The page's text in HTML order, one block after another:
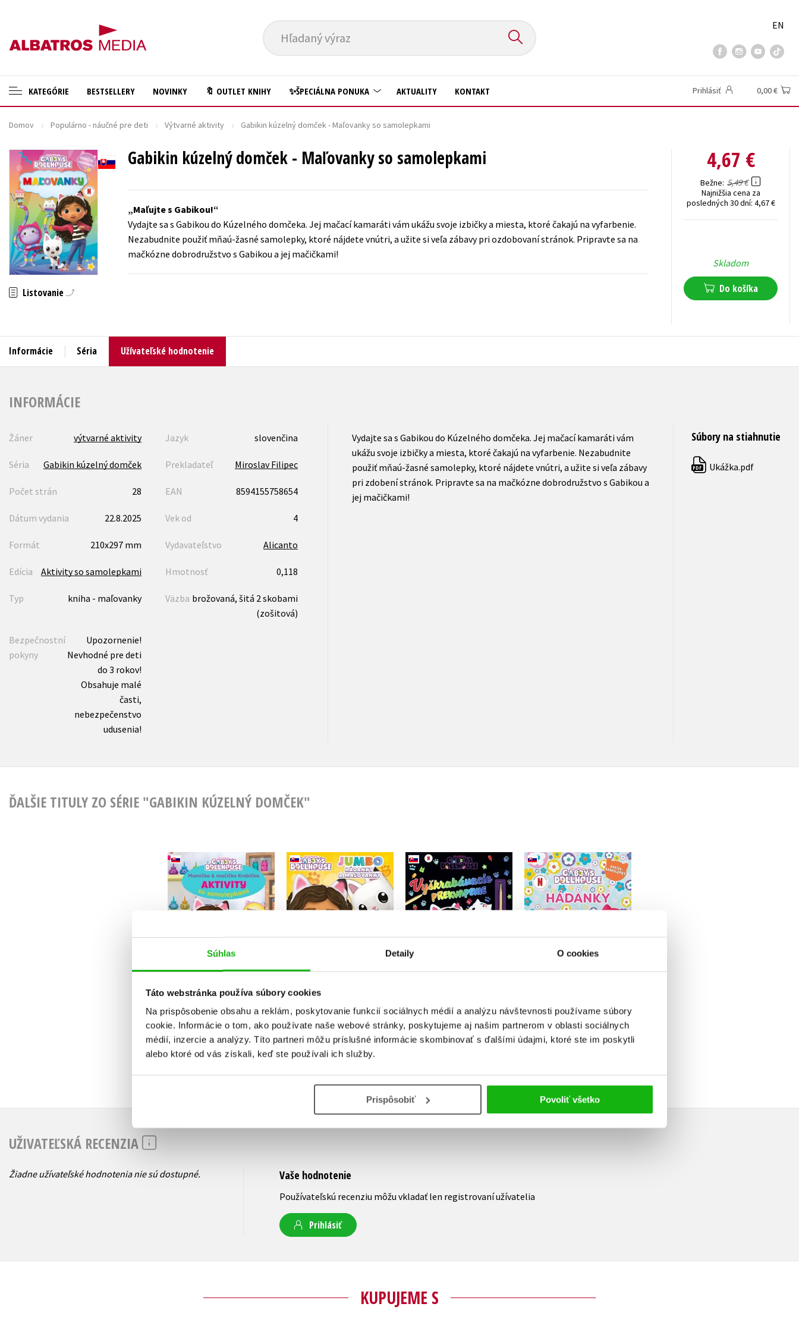
Súhlas Detaily O cookies
Táto webstránka používa súbory cookies
Na prispôsobenie obsahu a reklám, poskytovanie funkcií sociálnych médií a analýzu návštevnosti používame súbory
cookie. Informácie o tom, ako používate naše webové stránky, poskytujeme aj našim partnerom v oblasti sociálnych
médií, inzercie a analýzy. Títo partneri môžu príslušné informácie skombinovať s ďalšími údajmi, ktoré ste im poskytli
alebo ktoré od vás získali, keď ste používali ich služby.
Prispôsobiť Povoliť všetko
Hľadaný výraz
EN
KATEGÓRIE
🛍️ Darčekové poukazy
✍️Knihy s podpisom
🎁 Limitované balíčky
🔥 Výhodné predpredaje
🏷️ Zlacnené knihy
⚔️ Zaklínač na CD
🔖Outlet knihy
Auto - moto
Beletria pre dospelých
Cestovanie
Darčekové publikácie
Ezoterika a duchovný svet
História a military
Kariéra a osobný rozvoj
Krížovky
Obchod a ekonómia
Ostatné
Populárno - náučné pre deti
Príroda a záhrada
Učebnice
Umenie a kultúra
BESTSELLERY NOVINKY 🔖 OUTLET KNIHY ✨ŠPECIÁLNA PONUKA AKTUALITY KONTAKT Prihlásiť 0,00 €
Domov Populárno - náučné pre deti Výtvarné aktivity Gabikin kúzelný domček - Maľovanky so samolepkami
Gabikin kúzelný domček - Maľovanky so samolepkami
Listovanie
Maľujte s Gabikou!
Vydajte sa s Gabikou do Kúzelného domčeka. Jej mačací kamaráti vám ukážu svoje izbičky a miesta, ktoré čakajú na vyfarbenie.
Nezabudnite použiť mňaú-žasné samolepky, ktoré nájdete vnútri, a užite si veľa zábavy pri ozdobovaní stránok. Pripravte sa na
mačkózne dobrodružstvo s Gabikou a jej mačičkami!
4,67 €
Bežne 5,49 €
Najnižšia cena za
posledných 30 dní: 4,67 €
Skladom
Do košíka
Informácie Séria Užívateľské hodnotenie
INFORMÁCIE
Žáner výtvarné aktivity Jazyk slovenčina
Séria Gabikin kúzelný domček Prekladateľ Miroslav Filipec
Počet strán 28 EAN 8594155758654
Dátum vydania 22.8.2025 Vek od 4
Formát 210x297 mm Vydavateľstvo Alicanto
Edícia Aktivity so samolepkami Hmotnosť 0,118
Typ kniha - maľovanky Väzba brožovaná, šitá 2 skobami
(zošitová)
Bezpečnostní
pokyny
Upozornenie!
Nevhodné pre deti
do 3 rokov!
Obsahuje malé
časti,
nebezpečenstvo
udusenia!
Vydajte sa s Gabikou do Kúzelného domčeka. Jej mačací kamaráti vám
ukážu svoje izbičky a miesta, ktoré čakajú na vyfarbenie. Nezabudnite
použiť mňaú-žasné samolepky, ktoré nájdete vnútri, a užite si veľa zábavy
pri zdobení stránok. Pripravte sa na mačkózne dobrodružstvo s Gabikou a
jej mačičkami!
Súbory na stiahnutie
PDF Ukážka.pdf
ĎALŠIE TITULY ZO SÉRIE "GABIKIN KÚZELNÝ DOMČEK"
Gabikin kúzelný
domček - Aktivity so
samolepkami
Kolektiv
4,67 €
Gabikin kúzelný
domček - JUMBO
hádanky a maľovanky
Gabikin kúzelný
domček -
Vyškrabávacie
prekvapenie
Kolektiv
8,49 €
Gabikin kúzelný
domček - Hádanky so
samolepkami
UŽIVATEĽSKÁ RECENZIA
Žiadne užívateľské hodnotenia nie sú dostupné. Vaše hodnotenie
Používateľskú recenziu môžu vkladať len registrovaní užívatelia
Prihlásiť
KUPUJEME S